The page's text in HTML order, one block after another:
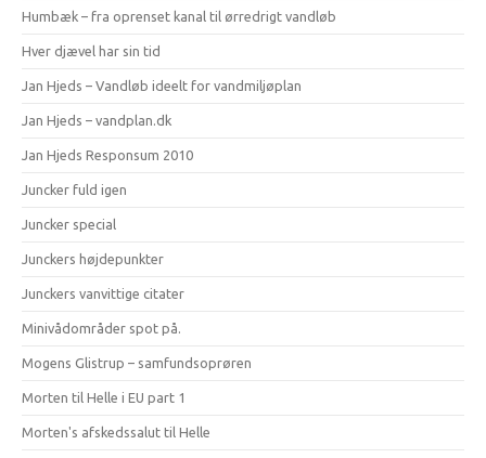
Humbæk – fra oprenset kanal til ørredrigt vandløb
Hver djævel har sin tid
Jan Hjeds – Vandløb ideelt for vandmiljøplan
Jan Hjeds – vandplan.dk
Jan Hjeds Responsum 2010
Juncker fuld igen
Juncker special
Junckers højdepunkter
Junckers vanvittige citater
Minivådområder spot på.
Mogens Glistrup – samfundsoprøren
Morten til Helle i EU part 1
Morten's afskedssalut til Helle